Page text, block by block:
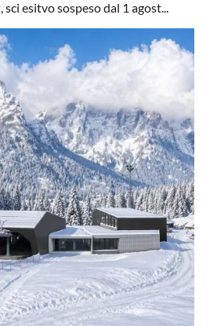
esitvo sospeso dal 1 agost...